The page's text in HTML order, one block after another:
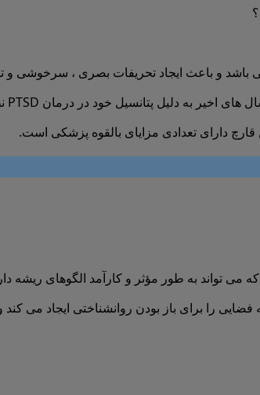
دارای تعدادی مزایای بالقوه پزشکی است.
می تواند به طور مؤثر و کارآمد الگوهای ریشه
را برای باز بودن روانشناختی ایجاد می